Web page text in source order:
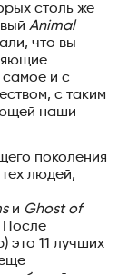
столь же
Animal
что вы
самое и с
с таким
наши
поколения
людей,
и Ghost of
После
это 11 лучших